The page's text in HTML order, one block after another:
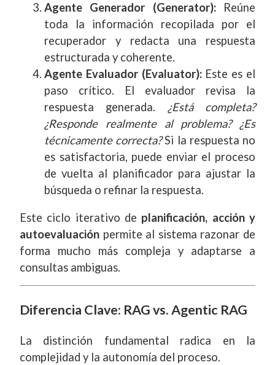
Agente Generador (Generator):Reúne
toda la información recopilada por el
recuperador y redacta una respuesta
estructurada y coherente.
Agente Evaluador (Evaluator):Este es el
paso crítico. El evaluador revisa la
respuesta generada. ¿Está completa?
¿Responde realmente al problema? ¿Es
técnicamente correcta?Si la respuesta no
es satisfactoria, puede enviar el proceso
de vuelta al planificador para ajustar la
búsqueda o refinar la respuesta.
Este ciclo iterativo de planificación, acción y
autoevaluación permite al sistema razonar de
forma mucho más compleja y adaptarse a
consultas ambiguas.
Diferencia Clave: RAG vs. Agentic RAG
La distinción fundamental radica en la
complejidad y la autonomía del proceso.